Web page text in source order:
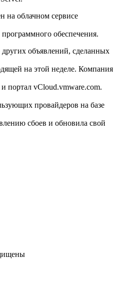
на облачном сервисе
программного обеспечения.
объявлений, сделанных
на этой неделе. Компания
портал vCloud.vmware.com.
провайдеров на базе
сбоев и обновила свой